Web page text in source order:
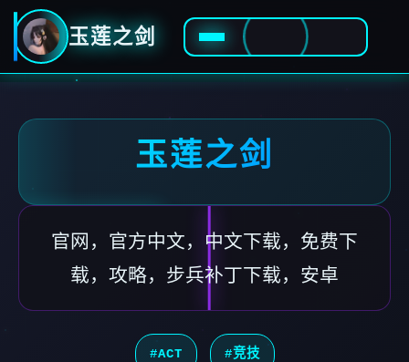
玉莲之剑
玉莲之剑
官网，官方中文，中文下载，免费下
载，攻略，步兵补丁下载，安卓
#ACT #竞技